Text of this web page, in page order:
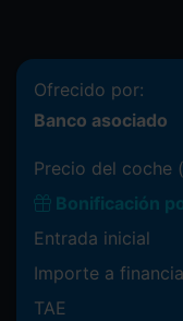
Ofrecido por:
Banco asociado
Precio del coche (
Bonificación
Entrada inicial
Importe a
TAE